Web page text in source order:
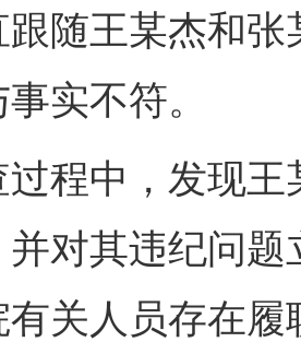
跟随王某杰和
实不符。
中，发现王
对其违纪问
有关人员存在